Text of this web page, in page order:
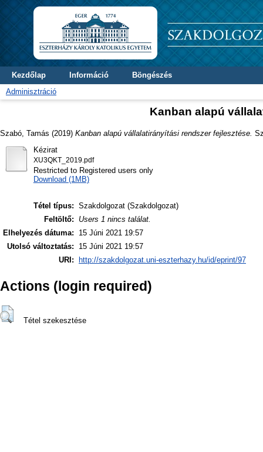
Kezdőlap Információ
Böngészés
Adminisztráció
Kanban alapú
Szabó, Tamás (2019) Kanban alapú vállalatirányítási rendszer fejlesztése.
Kézirat
XU3QKT_2019.pdf
Restricted to Registered users only
Download (1MB)
Tétel típus: Szakdolgozat (Szakdolgozat)
Feltöltő:
Users 1 nincs találat.
Elhelyezés dátuma:
15 Júni 2021 19:57
Utolsó változtatás:
15 Júni 2021 19:57
URI:
http://szakdolgozat.uni-eszterhazy.hu/id/eprint/97
Actions (login required)
Tétel szekesztése